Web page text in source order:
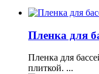
Пленка для
Пленка для
плиткой. ...